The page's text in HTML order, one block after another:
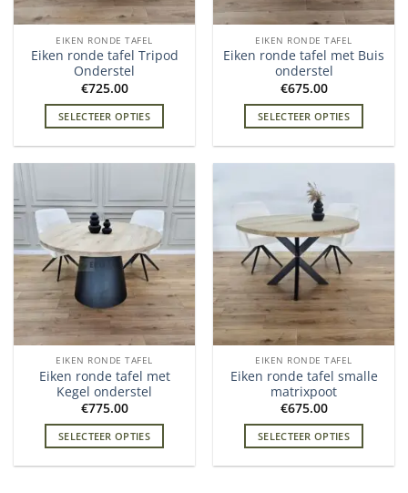
EIKEN RONDE TAFEL
Eiken ronde tafel Tripod
Onderstel
€725.00
SELECTEER OPTIES
EIKEN RONDE TAFEL
Eiken ronde tafel met Buis
onderstel
€675.00
SELECTEER OPTIES
EIKEN RONDE TAFEL
Eiken ronde tafel met
Kegel onderstel
€775.00
SELECTEER OPTIES
EIKEN RONDE TAFEL
Eiken ronde tafel smalle
matrixpoot
€675.00
SELECTEER OPTIES